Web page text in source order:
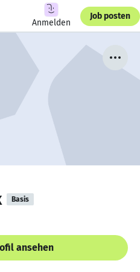
Anmelden
Job posten
Basis
ansehen